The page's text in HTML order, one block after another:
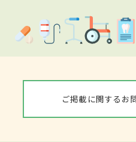
ご掲載に関するお